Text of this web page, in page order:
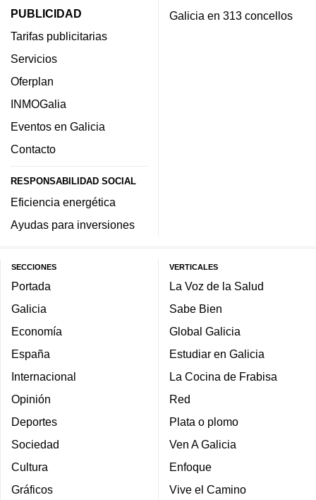
PUBLICIDAD
Tarifas publicitarias
Servicios
Oferplan
INMOGalia
Eventos en Galicia
Contacto
RESPONSABILIDAD SOCIAL
Eficiencia energética
Ayudas para inversiones
Galicia en 313 concellos
SECCIONES
Portada
Galicia
Economía
España
Internacional
Opinión
Deportes
Sociedad
Cultura
Gráficos
VERTICALES
La Voz de la Salud
Sabe Bien
Global Galicia
Estudiar en Galicia
La Cocina de Frabisa
Red
Plata o plomo
Ven A Galicia
Enfoque
Vive el Camino